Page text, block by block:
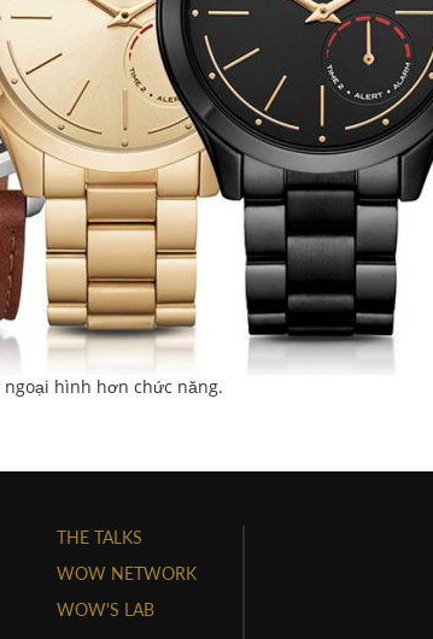
hình hơn chức năng.
THE TALKS
WOW NETWORK
WOW'S LAB